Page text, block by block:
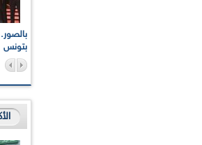
بتونس